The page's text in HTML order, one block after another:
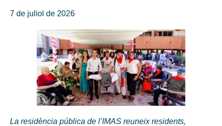
7 de juliol de 2026
La residència pública de l’IMAS reuneix residents,